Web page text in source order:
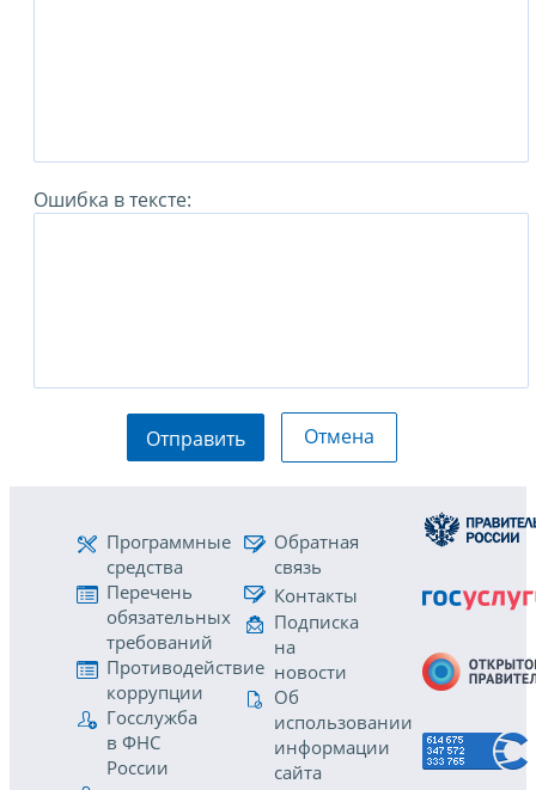
Ошибка в тексте:
Отправить Отмена
Программные
средства
Перечень
обязательных
требований
Противодействие
коррупции
Госслужба
в ФНС
России
Обратная
связь
Контакты
Подписка
на
новости
Об
использовании
информации
сайта